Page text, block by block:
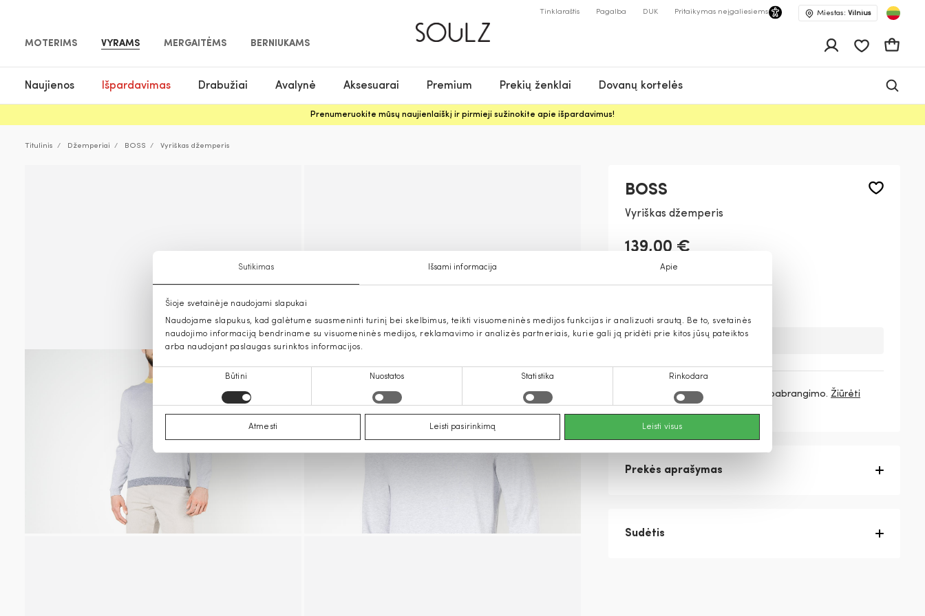
Sutikimas Išsami informacija Apie
Šioje svetainėje naudojami slapukai
Naudojame slapukus, kad galėtume suasmeninti turinį bei skelbimus, teikti visuomeninės medijos funkcijas ir analizuoti srautą. Be to, svetainės
naudojimo informaciją bendriname su visuomeninės medijos, reklamavimo ir analizės partneriais, kurie gali ją pridėti prie kitos jūsų pateiktos
arba naudojant paslaugas surinktos informacijos.
Būtini Nuostatos Statistika Rinkodara
Atmesti Leisti pasirinkimą Leisti visus
MOTERIMS VYRAMS MERGAITĖMS BERNIUKAMS
Tinklaraštis Pagalba DUK Pritaikymas neįgaliesiems Miestas: Vilnius
Pageidavimų
Naujienos Išpardavimas Drabužiai Avalynė Aksesuarai Premium Prekių ženklai Dovanų kortelės
Prenumeruokite mūsų naujienlaiškį ir pirmieji sužinokite apie išpardavimus!
Titulinis Džemperiai BOSS Vyriškas džemperis
BOSS
Vyriškas džemperis
139,00 €
Deja, šios prekės nebeturime.
3 mokėjimai46,33 € / mėn. be pabrangimo. Žiūrėti
daugiau
Prekės aprašymas
Sudėtis